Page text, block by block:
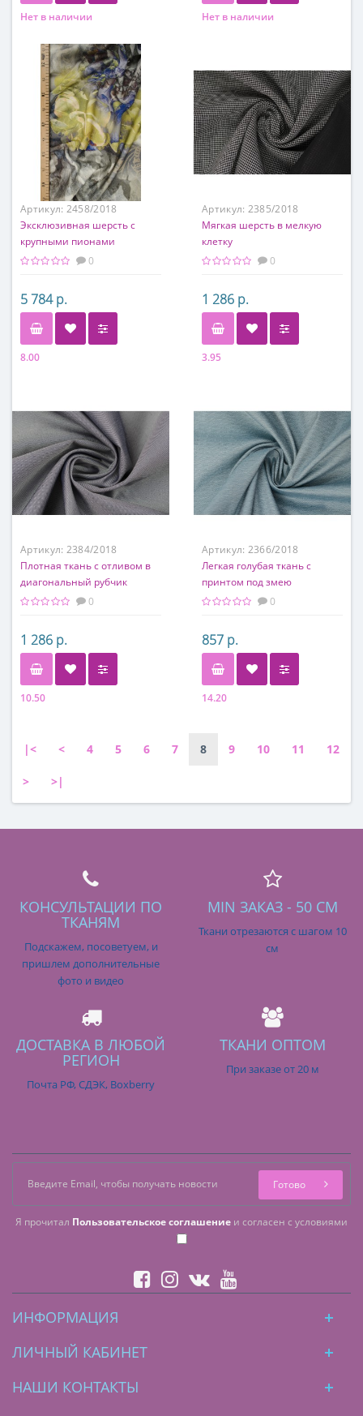
Нет в наличии
100% п/э
Нет в наличии
Артикул: 2458/2018
Эксклюзивная шерсть с
крупными пионами
0
5 784 р.
8.00
Артикул: 2385/2018
Мягкая шерсть в мелкую
клетку
0
1 286 р.
3.95
Артикул: 2384/2018
Плотная ткань с отливом в
диагональный рубчик
0
1 286 р.
10.50
Артикул: 2366/2018
Легкая голубая ткань с
принтом под змею
0
857 р.
14.20
эластан
|< < 4 5 6 7 8 9 10 11 12
> >|
КОНСУЛЬТАЦИИ ПО
ТКАНЯМ
Подскажем, посоветуем, и
пришлем дополнительные
фото и видео
MIN ЗАКАЗ - 50 СМ
Ткани отрезаются с шагом 10
см
ДОСТАВКА В ЛЮБОЙ
РЕГИОН
Почта РФ, СДЭК, Boxberry
ТКАНИ ОПТОМ
При заказе от 20 м
Я прочитал Пользовательское соглашение и согласен с условиями
Готово
ИНФОРМАЦИЯ
ЛИЧНЫЙ КАБИНЕТ
НАШИ КОНТАКТЫ